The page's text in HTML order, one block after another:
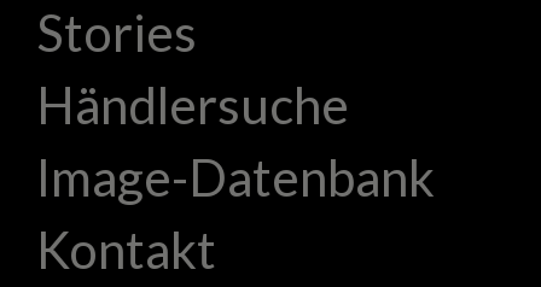
Stories
Händlersuche
Image-Datenbank
Kontakt